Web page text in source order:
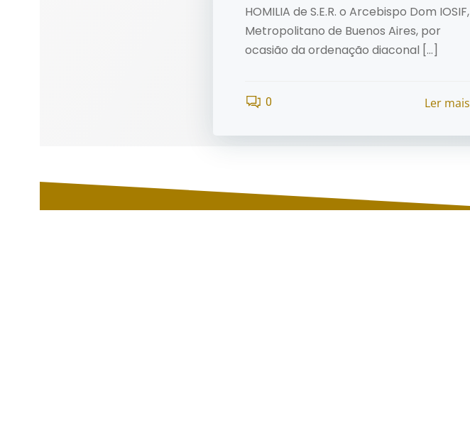
HOMILIA de S.E.R. o Arcebispo Dom IOSIF,
Metropolitano de Buenos Aires, por
ocasião da ordenação diaconal […]
0 Ler mais